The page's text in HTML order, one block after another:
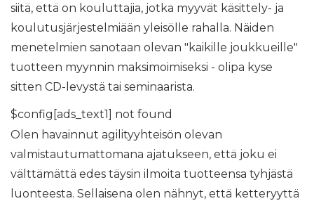
siitä, että on kouluttajia, jotka myyvät käsittely- ja
koulutusjärjestelmiään yleisölle rahalla. Näiden
menetelmien sanotaan olevan "kaikille joukkueille"
tuotteen myynnin maksimoimiseksi - olipa kyse
sitten CD-levystä tai seminaarista.
$config[ads_text1] not found
Olen havainnut agilityyhteisön olevan
valmistautumattomana ajatukseen, että joku ei
välttämättä edes täysin ilmoita tuotteensa tyhjästä
luonteesta. Sellaisena olen nähnyt, että ketteryyttä